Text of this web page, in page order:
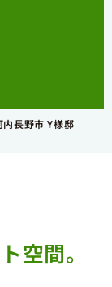
長野市 Y様邸
空間。